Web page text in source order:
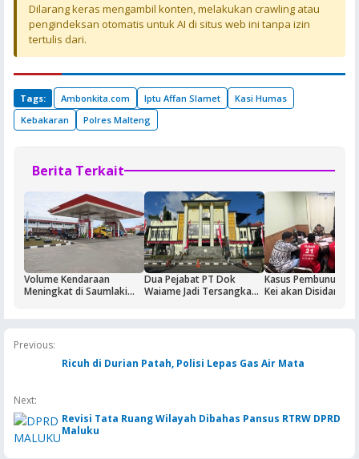
Dilarang keras mengambil konten, melakukan crawling atau
pengindeksan otomatis untuk AI di situs web ini tanpa izin
tertulis dari.
Tags: Ambonkita.com Iptu Affan Slamet
Kasi Humas
Kebakaran
Polres Malteng
Berita Terkait
Volume Kendaraan
Meningkat di Saumlaki
Jaga Keandalan Suplai
BBM
Dua Pejabat PT Dok
Waiame Jadi Tersangka
Kasus Pembunuhan
Kei akan
Previous:
Ricuh di Durian Patah, Polisi Lepas Gas Air Mata
Next:
Revisi Tata Ruang Wilayah Dibahas Pansus RTRW DPRD
Maluku